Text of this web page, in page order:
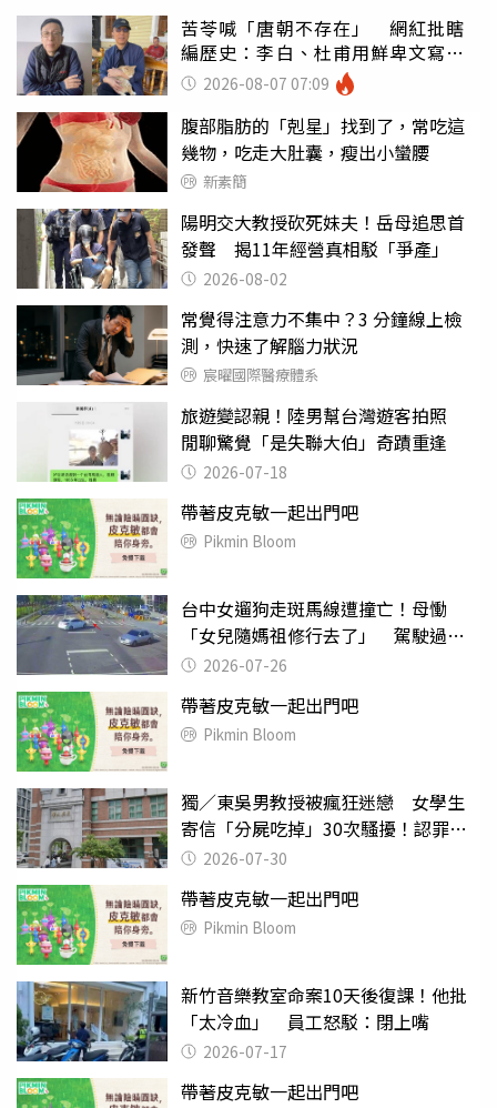
苦苓喊「唐朝不存在」 網紅批瞎
編歷史：李白、杜甫用鮮卑文寫
詩？2026-08-07 07:09
腹部脂肪的「剋星」找到了，常吃這
幾物，吃走大肚囊，瘦出小蠻腰
新素簡
陽明交大教授砍死妹夫！岳母追思首
發聲 揭11年經營真相駁「爭產」
2026-08-02
常覺得注意力不集中？3 分鐘線上檢
測，快速了解腦力狀況
宸曜國際醫療體系
旅遊變認親！陸男幫台灣遊客拍照
閒聊驚覺「是失聯大伯」奇蹟重逢
2026-07-18
帶著皮克敏一起出門吧
Pikmin Bloom
台中女遛狗走斑馬線遭撞亡！母慟
「女兒隨媽祖修行去了」 駕駛過失
致死判9月
2026-07-26
帶著皮克敏一起出門吧
Pikmin Bloom
獨／東吳男教授被瘋狂迷戀 女學生
寄信「分屍吃掉」30次騷擾！認罪免
關 2026-07-30
帶著皮克敏一起出門吧
Pikmin Bloom
新竹音樂教室命案10天後復課！他批
「太冷血」 員工怒駁：閉上嘴
2026-07-17
帶著皮克敏一起出門吧